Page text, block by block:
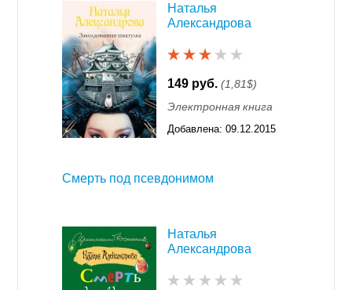
Наталья
Александрова
149 руб. (1,81$)
Электронная книга
Добавлена: 09.12.2015
Смерть под псевдонимом
Наталья
Александрова